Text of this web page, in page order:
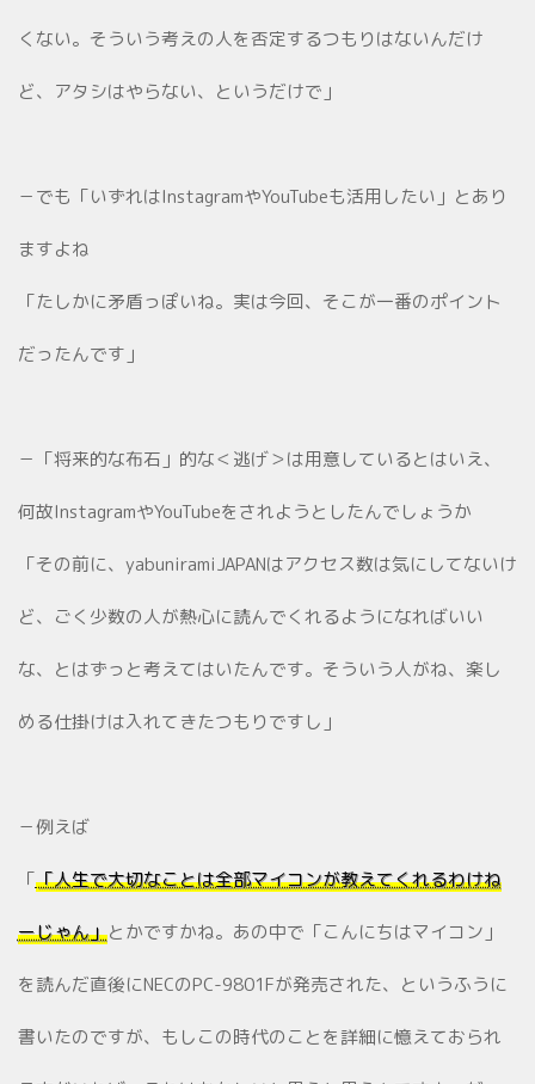
くない。そういう考えの人を否定するつもりはないんだけ
ど、アタシはやらない、というだけで」
－でも「いずれはInstagramやYouTubeも活用したい」とあり
ますよね
「たしかに矛盾っぽいね。実は今回、そこが一番のポイント
だったんです」
－「将来的な布石」的な＜逃げ＞は用意しているとはいえ、
何故InstagramやYouTubeをされようとしたんでしょうか
「その前に、yabuniramiJAPANはアクセス数は気にしてないけ
ど、ごく少数の人が熱心に読んでくれるようになればいい
な、とはずっと考えてはいたんです。そういう人がね、楽し
める仕掛けは入れてきたつもりですし」
－例えば
「「人生で大切なことは全部マイコンが教えてくれるわけね
ーじゃん」とかですかね。あの中で「こんにちはマイコン」
を読んだ直後にNECのPC-9801Fが発売された、というふうに
書いたのですが、もしこの時代のことを詳細に憶えておられ